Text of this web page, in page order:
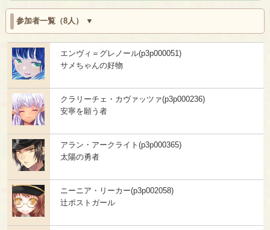
参加者一覧（8人）
エンヴィ＝グレノール(p3p000051)
サメちゃんの好物
クラリーチェ・カヴァッツァ(p3p000236)
安寧を願う者
アラン・アークライト(p3p000365)
太陽の勇者
ニーニア・リーカー(p3p002058)
辻ポストガール